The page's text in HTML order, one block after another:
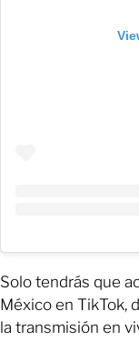
Solo tendrás que
México en TikTok,
la transmisión en